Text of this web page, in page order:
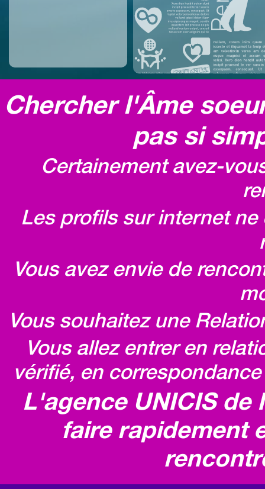
Chercher l'Âme
pas si
Certainement avez-
Les profils sur internet
Vous avez envie de
Vous souhaitez une
Vous allez entrer en
vérifié, en
L'agence UNICIS
faire rapidement